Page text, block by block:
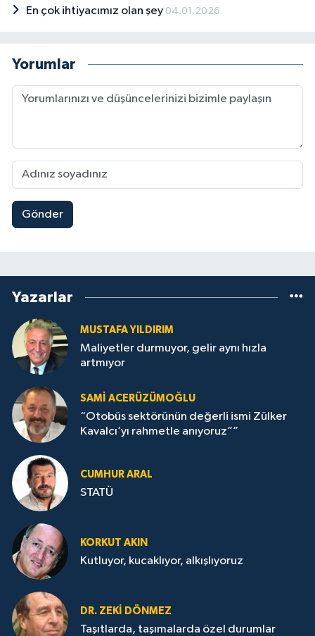
En çok ihtiyacımız olan şey 04.01.2026
Yorumlar
Gönder
Yazarlar
MUSTAFA YILDIRIM
Maliyetler durmuyor, gelir aynı hızla
artmıyor
SAMI ACERÜZÜMOĞLU
“Otobüs sektörünün değerli ismi Zülker
Kavalcı‘yı rahmetle anıyoruz””
CUMHUR ARAL
STATÜ
KORKUT AKIN
Kutluyor, kucaklıyor, alkışlıyoruz
DR. ZEKI DÖNMEZ
Taşıtlarda, taşımalarda özel durumlar